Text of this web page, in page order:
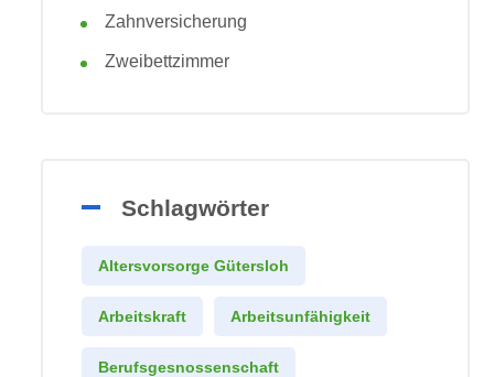
Zahnversicherung
Zweibettzimmer
Schlagwörter
Altersvorsorge Gütersloh
Arbeitskraft Arbeitsunfähigkeit
Berufsgesnossenschaft